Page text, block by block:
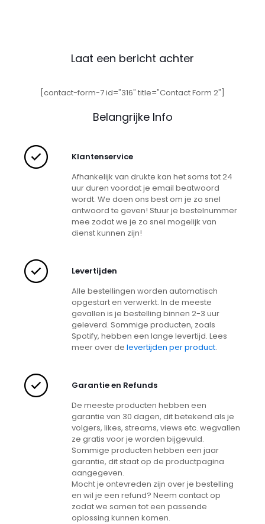
Laat een bericht achter
[contact-form-7 id="316" title="Contact Form 2"]
Belangrijke Info
Klantenservice
Afhankelijk van drukte kan het soms tot 24
uur duren voordat je email beatwoord
wordt. We doen ons best om je zo snel
antwoord te geven! Stuur je bestelnummer
mee zodat we je zo snel mogelijk van
dienst kunnen zijn!
Levertijden
Alle bestellingen worden automatisch
opgestart en verwerkt. In de meeste
gevallen is je bestelling binnen 2-3 uur
geleverd. Sommige producten, zoals
Spotify, hebben een lange levertijd. Lees
meer over de levertijden per product.
Garantie en Refunds
De meeste producten hebben een
garantie van 30 dagen, dit betekend als je
volgers, likes, streams, views etc. wegvallen
ze gratis voor je worden bijgevuld.
Sommige producten hebben een jaar
garantie, dit staat op de productpagina
aangegeven.
Mocht je ontevreden zijn over je bestelling
en wil je een refund? Neem contact op
zodat we samen tot een passende
oplossing kunnen komen.